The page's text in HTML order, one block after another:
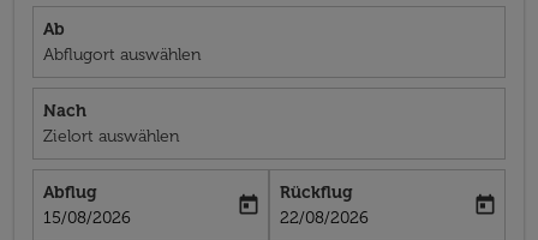
Ab
Abflugort auswählen
Nach
Zielort auswählen
Abflug
fc-booking-departure-date-aria-label
15/08/2026
today
Rückflug
fc-booking-return-date-aria-label
22/08/2026
today